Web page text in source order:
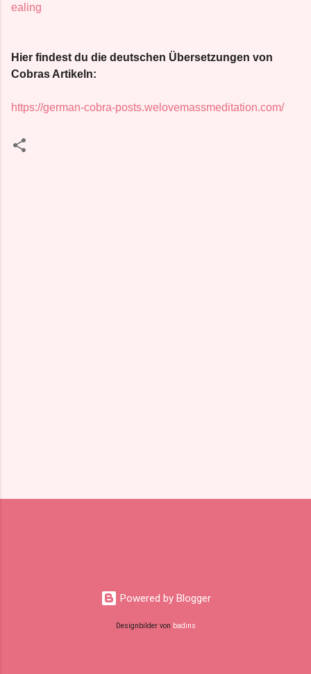
ealing
Hier findest du die deutschen Übersetzungen von
Cobras Artikeln:
https://german-cobra-posts.welovemassmeditation.com/
Powered by Blogger
Designbilder von badins